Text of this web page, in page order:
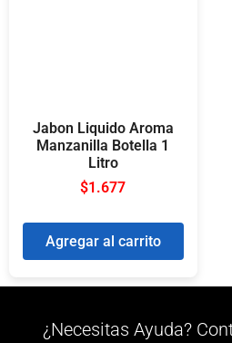
Jabon Liquido Aroma
Manzanilla Botella 1
Litro
$1.677
Agregar al carrito
¿Necesitas Ayuda?